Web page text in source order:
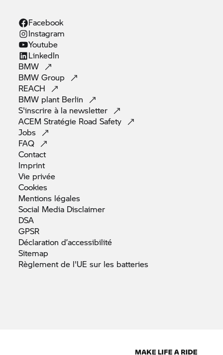
Facebook
Instagram
Youtube
LinkedIn
BMW
BMWGroup
REACH
BMW plant Berlin
S'inscrire à la newsletter
ACEM Stratégie RoadSafety
Jobs
FAQ
Contact
Imprint
Vie privée
Cookies
Mentions légales
Social Media Disclaimer
DSA
GPSR
Déclarationd’accessibilité
Sitemap
Règlement de l'UE sur les batteries